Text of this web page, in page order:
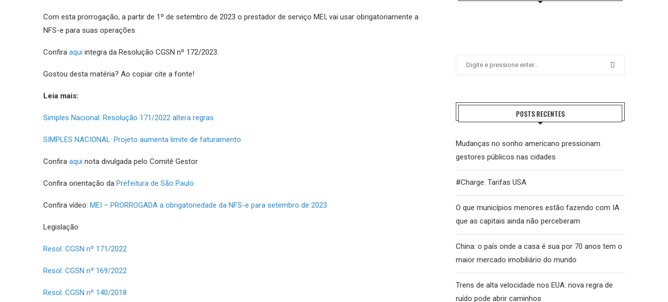
Com esta prorrogação, a partir de 1º de setembro de 2023 o prestador de serviço MEI, vai usar obrigatoriamente a
NFS-e para suas operações.
Confira aqui integra da Resolução CGSN nº 172/2023.
Gostou desta matéria? Ao copiar cite a fonte!
Leia mais:
Simples Nacional: Resolução 171/2022 altera regras
SIMPLES NACIONAL: Projeto aumenta limite de faturamento
Confira aqui nota divulgada pelo Comitê Gestor
Confira orientação da Prefeitura de São Paulo
Confira vídeo: MEI – PRORROGADA a obrigatoriedade da NFS-e para setembro de 2023
Legislação
Resol. CGSN nº 171/2022
Resol. CGSN nº 169/2022
Resol. CGSN nº 140/2018
POSTS RECENTES
Mudanças no sonho americano pressionam
gestores públicos nas cidades
#Charge: Tarifas USA
O que municípios menores estão fazendo com IA
que as capitais ainda não perceberam
China: o país onde a casa é sua por 70 anos tem o
maior mercado imobiliário do mundo
Trens de alta velocidade nos EUA: nova regra de
ruído pode abrir caminhos